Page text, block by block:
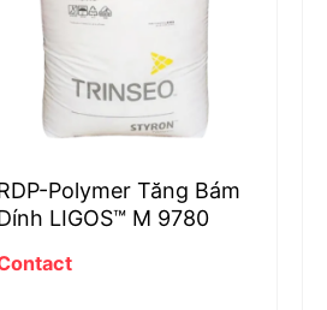
Polymer Tăng Bám
LIGOS™ M 9780